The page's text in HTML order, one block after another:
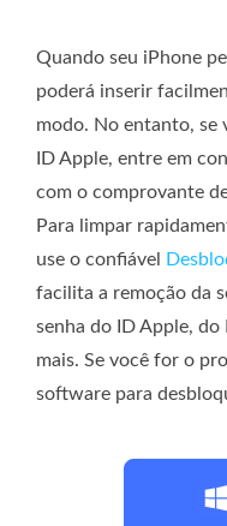
Quando seu iPhone
poderá inserir
modo. No entanto, se
ID Apple, entre em
com o comprovante
Para limpar
use o confiável
facilita a remoção da
senha do ID Apple, do
mais. Se você for o
software para